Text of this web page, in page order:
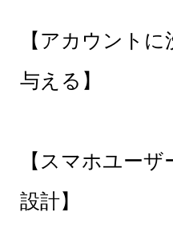
【アカウント
与える】
【スマホユー
設計】